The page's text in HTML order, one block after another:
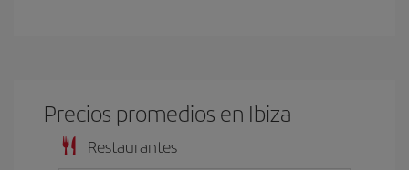
Precios promedios en Ibiza
Restaurantes